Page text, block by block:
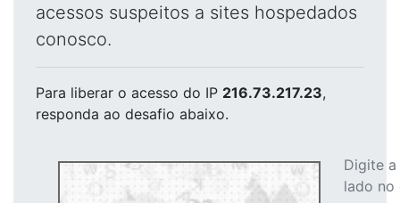
acessos suspeitos a sites hospedados
conosco.
Para liberar o acesso do IP 216.73.217.23,
responda ao desafio abaixo.
Digite
lado no